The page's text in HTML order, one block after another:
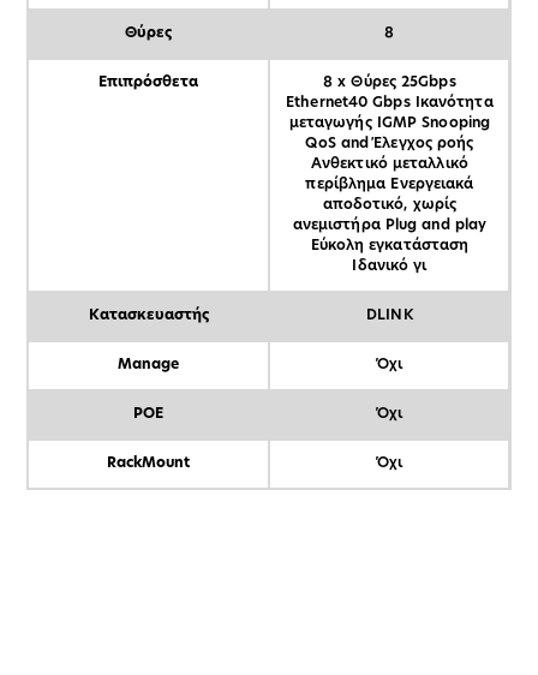
Θύρες 8
Επιπρόσθετα
8 x Θύρες 25Gbps
Ethernet40 Gbps Ικανότητα
μεταγωγής IGMP Snooping
QoS and Έλεγχος ροής
Ανθεκτικό μεταλλικό
περίβλημα Ενεργειακά
αποδοτικό, χωρίς
ανεμιστήρα Plug and play
Εύκολη εγκατάσταση
Ιδανικό γι
Κατασκευαστής DLINK
Manage Όχι
POE Όχι
RackMount Όχι